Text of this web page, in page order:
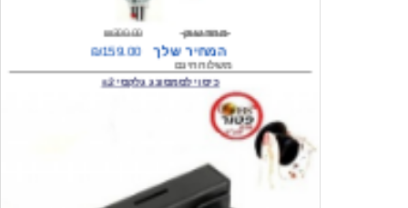
₪159.00
כיסוי לסמסונג גלקסי s2